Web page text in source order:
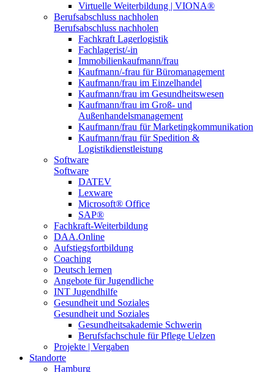
Virtuelle Weiterbildung | VIONA®
Berufsabschluss nachholen
Berufsabschluss nachholen
Fachkraft Lagerlogistik
Fachlagerist/-in
Immobilienkaufmann/frau
Kaufmann/-frau für Büromanagement
Kaufmann/frau im Einzelhandel
Kaufmann/frau im Gesundheitswesen
Kaufmann/frau im Groß- und
Außenhandelsmanagement
Kaufmann/frau für Marketingkommunikation
Kaufmann/frau für Spedition &
Logistikdienstleistung
Software
Software
DATEV
Lexware
Microsoft® Office
SAP®
Fachkraft-Weiterbildung
DAA.Online
Aufstiegsfortbildung
Coaching
Deutsch lernen
Angebote für Jugendliche
INT Jugendhilfe
Gesundheit und Soziales
Gesundheit und Soziales
Gesundheitsakademie Schwerin
Berufsfachschule für Pflege Uelzen
Projekte | Vergaben
Standorte
Hamburg